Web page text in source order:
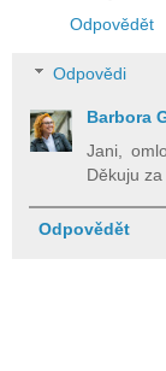
Odpovědět
Odpovědi
Barbora
Jani,
Děkuju
Odpovědět